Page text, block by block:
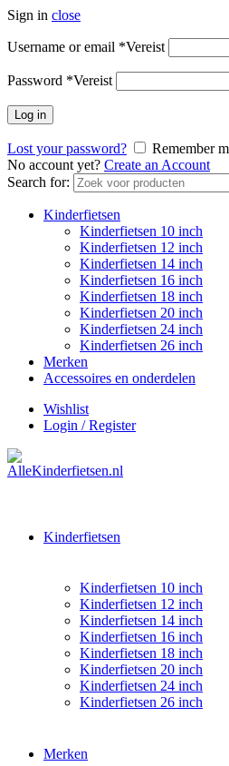
Sign in close
Username or email *Vereist
Password *Vereist
Log in
Lost your password?
Remember
No account yet? Create an Account
Search for:
Kinderfietsen
Kinderfietsen 10 inch
Kinderfietsen 12 inch
Kinderfietsen 14 inch
Kinderfietsen 16 inch
Kinderfietsen 18 inch
Kinderfietsen 20 inch
Kinderfietsen 24 inch
Kinderfietsen 26 inch
Merken
Accessoires en onderdelen
Wishlist
Login / Register
Kinderfietsen
Kinderfietsen 10 inch
Kinderfietsen 12 inch
Kinderfietsen 14 inch
Kinderfietsen 16 inch
Kinderfietsen 18 inch
Kinderfietsen 20 inch
Kinderfietsen 24 inch
Kinderfietsen 26 inch
Merken